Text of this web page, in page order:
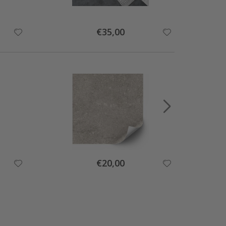
Special
Price
€35,00
Special
Price
€20,00